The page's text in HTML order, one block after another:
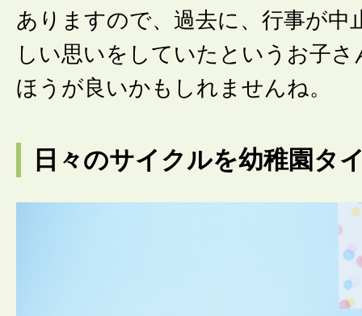
ありますので、過去に、行事が中
しい思いをしていたというお子
ほうが良いかもしれませんね。
日々のサイクルを幼稚園タ